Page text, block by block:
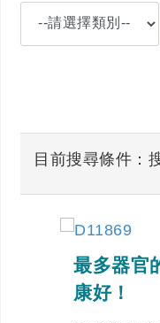
目前搜尋條件：
最多器官
康好！